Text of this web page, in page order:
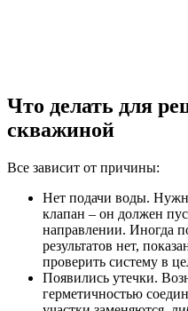
Что делать для
скважиной
Все зависит от причины:
Нет подачи воды.
клапан – он должен
направлении. Иногда
результатов нет,
проверить систему в
Появились утечки.
герметичностью